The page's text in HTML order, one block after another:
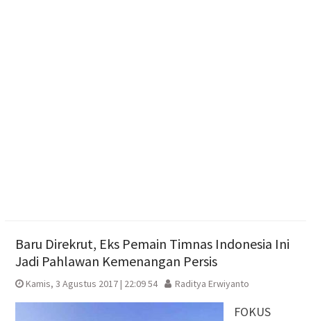
Baru Direkrut, Eks Pemain Timnas Indonesia Ini
Jadi Pahlawan Kemenangan Persis
Kamis, 3 Agustus 2017 | 22:09 54 Raditya Erwiyanto
FOKUS